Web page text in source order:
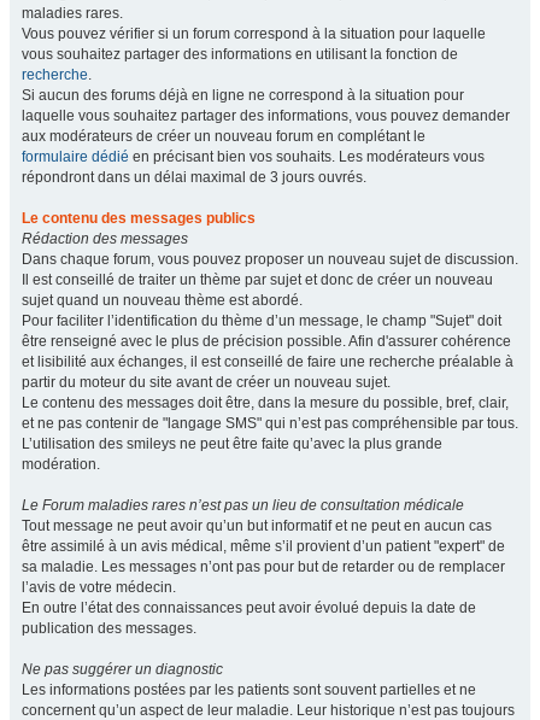
maladies rares.
Vous pouvez vérifier si un forum correspond à la situation pour laquelle
vous souhaitez partager des informations en utilisant la fonction de
recherche.
Si aucun des forums déjà en ligne ne correspond à la situation pour
laquelle vous souhaitez partager des informations, vous pouvez demander
aux modérateurs de créer un nouveau forum en complétant le
formulaire dédié en précisant bien vos souhaits. Les modérateurs vous
répondront dans un délai maximal de 3 jours ouvrés.
Le contenu des messages publics
Rédaction des messages
Dans chaque forum, vous pouvez proposer un nouveau sujet de discussion.
Il est conseillé de traiter un thème par sujet et donc de créer un nouveau
sujet quand un nouveau thème est abordé.
Pour faciliter l’identification du thème d’un message, le champ "Sujet" doit
être renseigné avec le plus de précision possible. Afin d'assurer cohérence
et lisibilité aux échanges, il est conseillé de faire une recherche préalable à
partir du moteur du site avant de créer un nouveau sujet.
Le contenu des messages doit être, dans la mesure du possible, bref, clair,
et ne pas contenir de "langage SMS" qui n’est pas compréhensible par tous.
L’utilisation des smileys ne peut être faite qu’avec la plus grande
modération.
Le Forum maladies rares n’est pas un lieu de consultation médicale
Tout message ne peut avoir qu’un but informatif et ne peut en aucun cas
être assimilé à un avis médical, même s’il provient d’un patient "expert" de
sa maladie. Les messages n’ont pas pour but de retarder ou de remplacer
l’avis de votre médecin.
En outre l’état des connaissances peut avoir évolué depuis la date de
publication des messages.
Ne pas suggérer un diagnostic
Les informations postées par les patients sont souvent partielles et ne
concernent qu’un aspect de leur maladie. Leur historique n’est pas toujours